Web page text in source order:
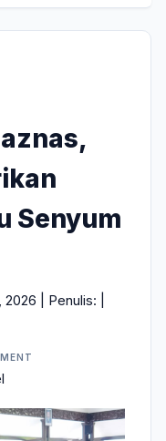
Senyum
2026 | Penulis: